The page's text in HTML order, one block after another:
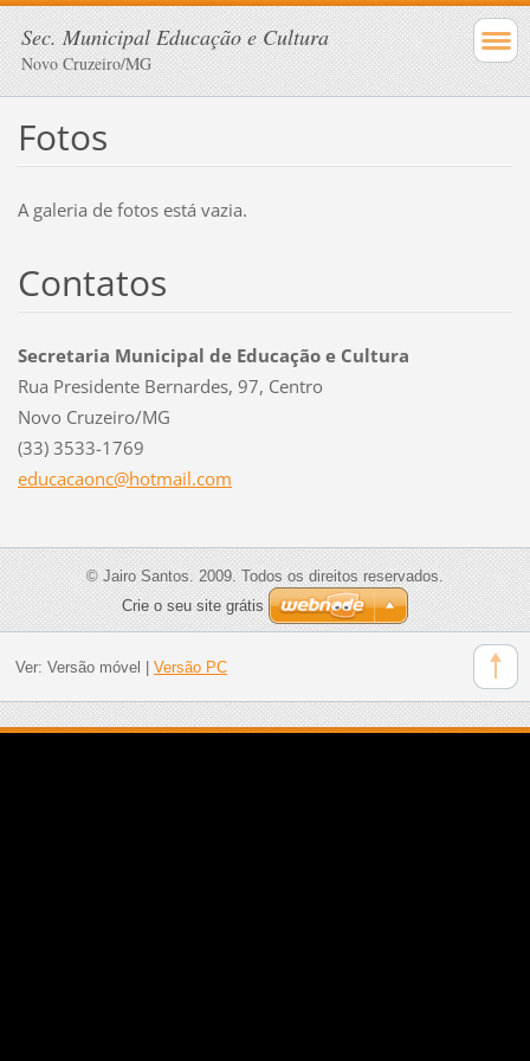
Sec. Municipal Educação e Cultura
Novo Cruzeiro/MG
Fotos
A galeria de fotos está vazia.
Contatos
Secretaria Municipal de Educação e Cultura
Rua Presidente Bernardes, 97, Centro
Novo Cruzeiro/MG
(33) 3533-1769
educacaonc@hotmail.com
© Jairo Santos. 2009. Todos os direitos reservados.
Crie o seu site grátis
Ver: Versão móvel Versão PC